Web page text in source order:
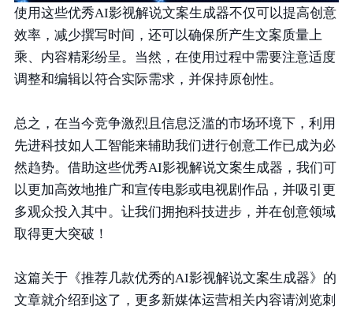
使用这些优秀AI影视解说文案生成器不仅可以提高创意
效率，减少撰写时间，还可以确保所产生文案质量上
乘、内容精彩纷呈。当然，在使用过程中需要注意适度
调整和编辑以符合实际需求，并保持原创性。
总之，在当今竞争激烈且信息泛滥的市场环境下，利用
先进科技如人工智能来辅助我们进行创意工作已成为必
然趋势。借助这些优秀AI影视解说文案生成器，我们可
以更加高效地推广和宣传电影或电视剧作品，并吸引更
多观众投入其中。让我们拥抱科技进步，并在创意领域
取得更大突破！
这篇关于《推荐几款优秀的AI影视解说文案生成器》的
文章就介绍到这了，更多新媒体运营相关内容请浏览刺